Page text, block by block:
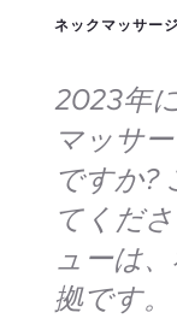
ネックマッサー
2023年
マッサ
ですか?
てくだ
ューは
拠です。